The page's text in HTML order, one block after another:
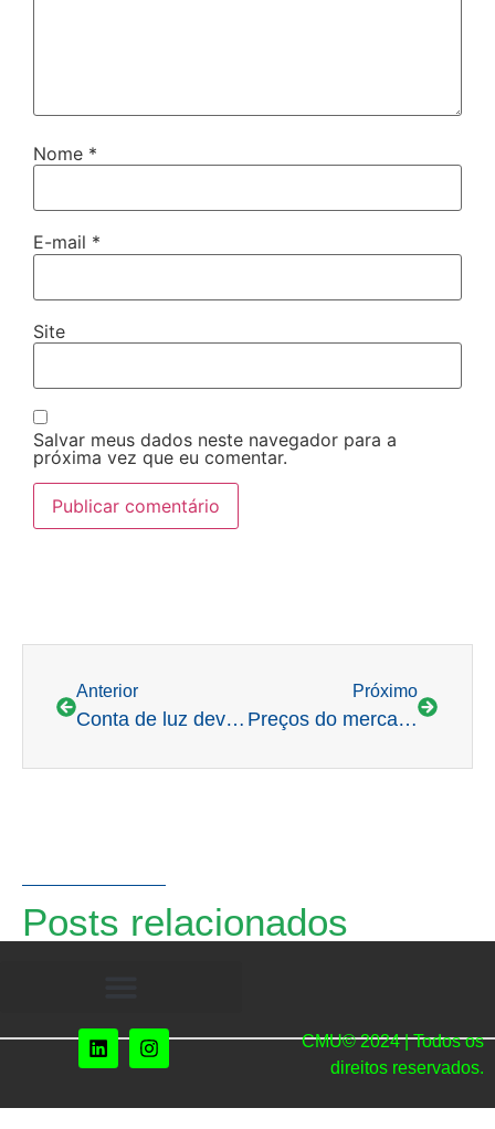
Nome *
E-mail *
Site
Salvar meus dados neste navegador para a
próxima vez que eu comentar.
Anterior
Conta de luz deve continuar alta apesar das chuvas, entenda
Próximo
Preços do mercado livre de energia recuam após temporada de chuvas
Posts relacionados
CMU© 2024 | Todos os
direitos reservados.